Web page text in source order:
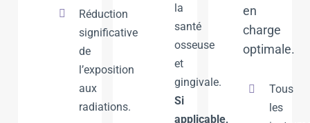
Réduction
significative
de
l’exposition
aux
radiations.
la
santé
osseuse
et
gingivale.
Si
applicable,
en
charge
optimale.
Tous
les